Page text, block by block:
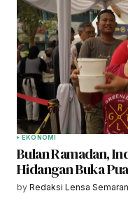
EKONOMI
Bulan Ramadan,
Hidangan Buka
by Redaksi Lensa